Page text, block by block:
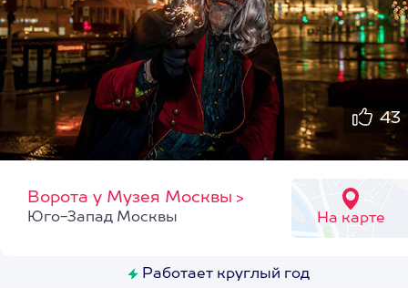
43
Ворота у Музея Москвы >
На карте
Юго-Запад Москвы
Работает круглый год